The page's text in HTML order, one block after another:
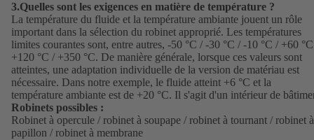
3.Quelles sont les exigences en matière de température ?
La température du fluide et la température ambiante jouent un rôle
important dans la sélection du robinet approprié. Les températures
limites courantes sont, entre autres, -50 °C / -30 °C / -10 °C / +60
+120 °C / +350 °C. De manière générale, lorsque ces valeurs sont
atteintes, une adaptation individuelle de la version de matériau est
nécessaire. Dans notre exemple, le fluide atteint +6 °C et la
température ambiante est de +20 °C. Il s'agit d'un intérieur de
Robinets possibles :
Robinet à opercule / robinet à soupape / robinet à tournant / robinet à
papillon / robinet à membrane